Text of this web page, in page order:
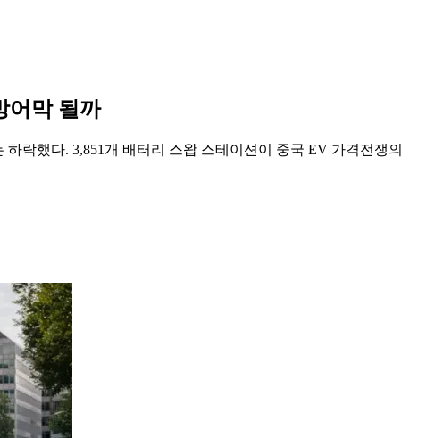
어막 될까
락했다. 3,851개 배터리 스왑 스테이션이 중국 EV 가격전쟁의